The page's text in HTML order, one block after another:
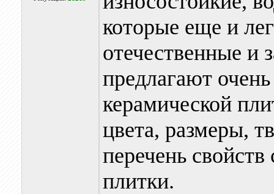
которые еще и
отечественные и
предлагают
керамической
цвета, размеры,
перечень
плитки.